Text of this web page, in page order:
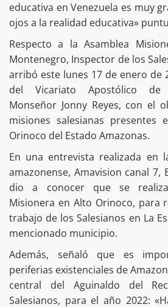
educativa en Venezuela es muy
ojos a la realidad educativa»
Respecto a la Asamblea
Montenegro, Inspector de los
arribó este lunes 17 de enero de
del Vicariato Apostólico de
Monseñor Jonny Reyes, con el
misiones salesianas presentes
Orinoco del Estado Amazonas.
En una entrevista realizada en
amazonense, Amavision canal 7,
dio a conocer que se
Misionera en Alto Orinoco, para
trabajo de los Salesianos en La
mencionado municipio.
Además, señaló que es
periferias existenciales de
central del Aguinaldo del
Salesianos, para el año 2022: